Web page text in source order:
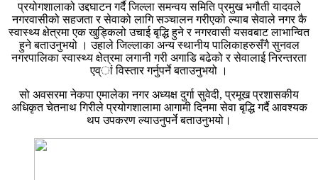
प्रयोगशालाको उद्दघाटन गर्दै जिल्ला समन्वय समिति प्रमुख भगौती यादवले
नगरवासीको सहजता र सेवाको लागि सञ्चालन गरीएको ल्याब सेवाले नगर कै
स्वास्थ्य क्षेत्रमा एक खुड्किलो उचाई बृद्धि हुने र नगरवासी यसवबाट लाभान्वित
हुने बताउनुभयो । उहाले जिल्लाका अन्य स्थानीय पालिकाहरुसँगै सुनवल
नगरपालिका स्वास्थ्य क्षेत्रमा लगानी गरी अगाडि बढेको र सेवालाई निरन्तरता
एव्ां विस्तार गर्नुपर्ने बताउनुभयो ।
सो अवसरमा नेकपा एमालेका नगर अध्यक्ष दुर्गा सुवेदी, प्रमूख प्रशासकीय
अधिकृत चेतनाथ गिरीले प्रयोगशालामा आगामी दिनमा सेवा बृद्धि गर्दै आवश्यक
थप उपकरण ल्याउनुपर्ने बताउनुभयो।